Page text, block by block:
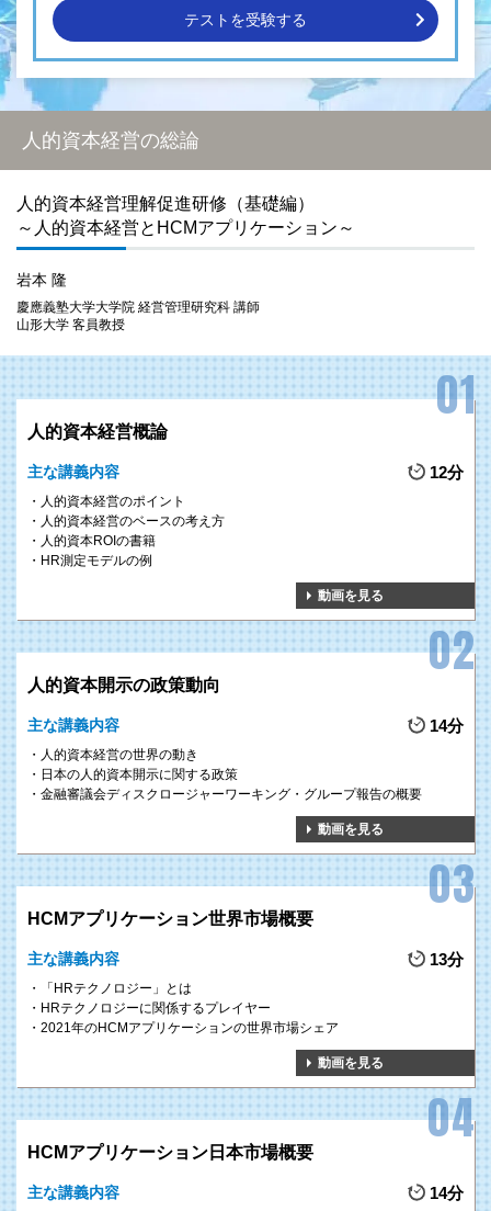
POINT 3
的資本情報の開示方法に関する知識やスキルです。
して19事項が示されています。
その19事項に即した開示方法をわかりやすく解説するとともに、その
情報の効果的な活用方法を伝授します。
GOAL1
人的資本経営の共通理解を
浸透させる
人的資本経営の意義、求められる理由、国内外の最新動向など、人的資本経
営の重要性に関する共通認識が全組織へ広がることで、人的資本経営を着実
に進める基盤を整備することができるようになります。
GOAL2
人への投資促進で
企業・組織価値を最大化する
人への投資に関する各分野の具体的手法や施策を学び、利益や付加価値を生
み出す人的資本へ優先的に投資を行っていくことで、企業や組織の価値を最
大限に高めることが可能になります。
GOAL3
政府や投資家からの
人的資本開示要求への評価を得る
人的資本の開示方法を習得し、その情報を効果的に活用することで、政府や
投資家などからの人的資本情報の開示要求の高まりに対応し、それらのステ
ークホルダーからの高い評価を得ることができます。
ムと化学物質管理
労働安全衛生マネジメント研修（基礎編）
テストを受験する
人的資本経営と労務コンプライアンス②
労務コンプライアンスの実現に向けて
人的資本経営の総論
人的資本経営理解促進研修（基礎編）
～人的資本経営とHCMアプリケーション～
岩本 隆
慶應義塾大学大学院 経営管理研究科 講師
山形大学 客員教授
人的資本経営概論
主な講義内容 12分
人的資本経営のポイント
人的資本経営のベースの考え方
人的資本ROIの書籍
HR測定モデルの例
動画を見る
人的資本開示の政策動向
主な講義内容 14分
人的資本経営の世界の動き
日本の人的資本開示に関する政策
金融審議会ディスクロージャーワーキング・グループ報告の概要
動画を見る
HCMアプリケーション世界市場概要
主な講義内容 13分
「HRテクノロジー」とは
HRテクノロジーに関係するプレイヤー
2021年のHCMアプリケーションの世界市場シェア
動画を見る
HCMアプリケーション日本市場概要
主な講義内容 14分